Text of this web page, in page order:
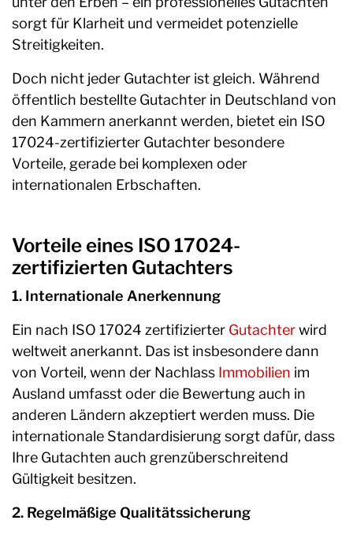
sorgt für Klarheit und vermeidet potenzielle
Streitigkeiten.
Doch nicht jeder Gutachter ist gleich. Während
öffentlich bestellte Gutachter in Deutschland von
den Kammern anerkannt werden, bietet ein ISO
17024-zertifizierter Gutachter besondere
Vorteile, gerade bei komplexen oder
internationalen Erbschaften.
Vorteile eines ISO 17024-
zertifizierten Gutachters
1. Internationale Anerkennung
Ein nach ISO 17024 zertifizierter Gutachterwird
weltweit anerkannt. Das ist insbesondere dann
von Vorteil, wenn der Nachlass Immobilien im
Ausland umfasst oder die Bewertung auch in
anderen Ländern akzeptiert werden muss. Die
internationale Standardisierung sorgt dafür, dass
Ihre Gutachten auch grenzüberschreitend
Gültigkeit besitzen.
2. Regelmäßige Qualitätssicherung